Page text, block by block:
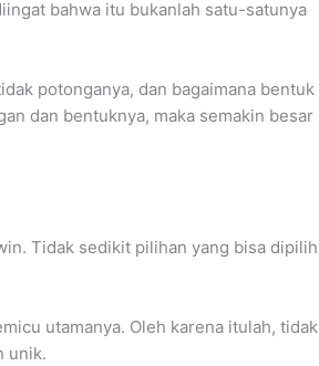
bahwa itu bukanlah satu-satunya
potonganya, dan bagaimana bentuk
dan bentuknya, maka semakin besar
Tidak sedikit pilihan yang bisa dipilih
utamanya. Oleh karena itulah, tidak
unik.